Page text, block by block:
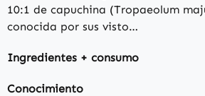
10:1 de capuchina (Tropaeolum
conocida por sus visto…
Ingredientes + consumo
Conocimiento